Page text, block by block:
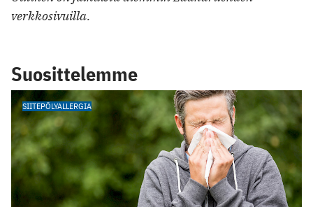
verkkosivuilla.
Suosittelemme
SIITEPÖLYALLERGIA